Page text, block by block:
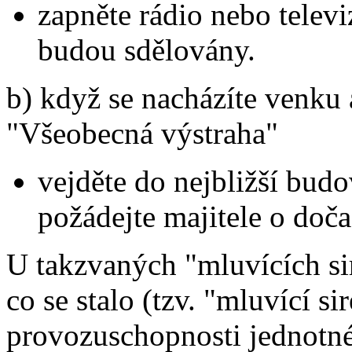
zapněte rádio nebo
budou sdělovány.
b) když se nacházíte
"Všeobecná výstraha"
vejděte do nejbližší
požádejte majitele o
U takzvaných "mluvících
co se stalo (tzv. "mluvící
provozuschopnosti